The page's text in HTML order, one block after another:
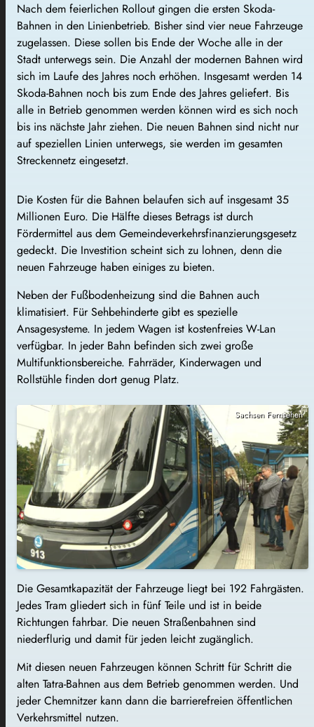
Nach dem feierlichen Rollout gingen die ersten Skoda-
Bahnen in den Linienbetrieb. Bisher sind vier neue Fahrzeuge
zugelassen. Diese sollen bis Ende der Woche alle in der
Stadt unterwegs sein. Die Anzahl der modernen Bahnen wird
sich im Laufe des Jahres noch erhöhen. Insgesamt werden 14
Skoda-Bahnen noch bis zum Ende des Jahres geliefert. Bis
alle in Betrieb genommen werden können wird es sich noch
bis ins nächste Jahr ziehen. Die neuen Bahnen sind nicht nur
auf speziellen Linien unterwegs, sie werden im gesamten
Streckennetz eingesetzt.
Die Kosten für die Bahnen belaufen sich auf insgesamt 35
Millionen Euro. Die Hälfte dieses Betrags ist durch
Fördermittel aus dem Gemeindeverkehrsfinanzierungsgesetz
gedeckt. Die Investition scheint sich zu lohnen, denn die
neuen Fahrzeuge haben einiges zu bieten.
Neben der Fußbodenheizung sind die Bahnen auch
klimatisiert. Für Sehbehinderte gibt es spezielle
Ansagesysteme. In jedem Wagen ist kostenfreies W-Lan
verfügbar. In jeder Bahn befinden sich zwei große
Multifunktionsbereiche. Fahrräder, Kinderwagen und
Rollstühle finden dort genug Platz.
Sachsen Fernsehen
Die Gesamtkapazität der Fahrzeuge liegt bei 192 Fahrgästen.
Jedes Tram gliedert sich in fünf Teile und ist in beide
Richtungen fahrbar. Die neuen Straßenbahnen sind
niederflurig und damit für jeden leicht zugänglich.
Mit diesen neuen Fahrzeugen können Schritt für Schritt die
alten Tatra-Bahnen aus dem Betrieb genommen werden. Und
jeder Chemnitzer kann dann die barrierefreien öffentlichen
Verkehrsmittel nutzen.